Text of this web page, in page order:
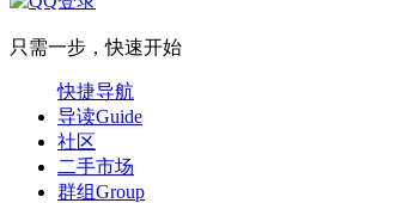
只需一步，快速开始
快捷导航
导读Guide
社区
二手市场
群组Group